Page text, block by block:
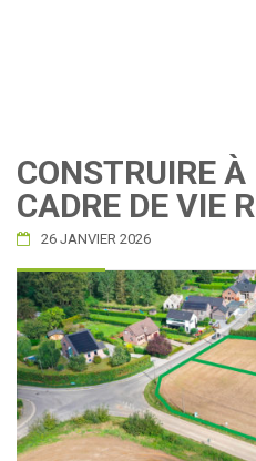
CONSTRUIRE
CADRE DE VIE
26 JANVIER 2026